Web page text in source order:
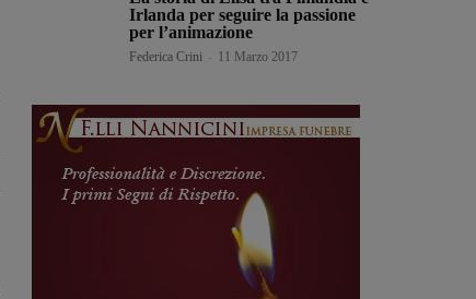
Irlanda per seguire la passione
per l’animazione
Federica Crini 11 Marzo 2017